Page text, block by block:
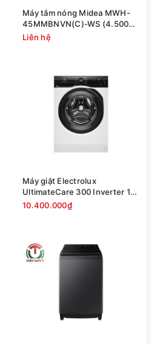
Máy tắm nóng Midea MWH-
45MMBNVN(C)-WS (4.500W,
không có máy bơm)
Liên hệ
Máy giặt Electrolux
UltimateCare 300 Inverter 11
kg EWF1124D3EC
10.400.000₫